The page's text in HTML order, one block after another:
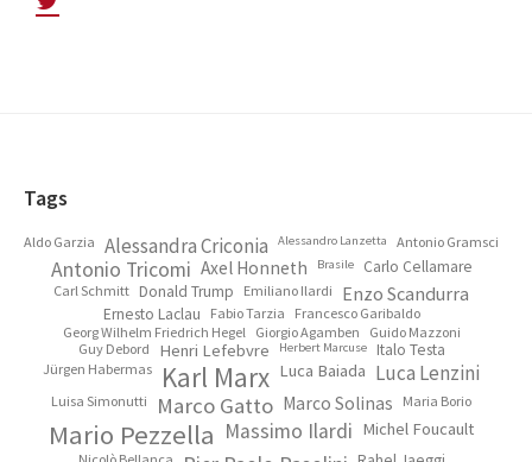
Footer
Tags
Aldo Garzia Alessandra Criconia Alessandro Lanzetta Antonio Gramsci
Antonio Tricomi Axel Honneth Brasile Carlo Cellamare
Carl Schmitt Donald Trump Emiliano Ilardi Enzo Scandurra
Ernesto Laclau Fabio Tarzia
Francesco Garibaldo
Georg Wilhelm Friedrich Hegel
Giorgio Agamben
Guido Mazzoni
Guy Debord
Henri Lefebvre Herbert Marcuse Italo Testa
Jürgen Habermas Karl Marx Luca Baiada Luca Lenzini
Luisa Simonutti Marco Gatto Marco Solinas Maria Borio
Mario Pezzella Massimo Ilardi Michel Foucault